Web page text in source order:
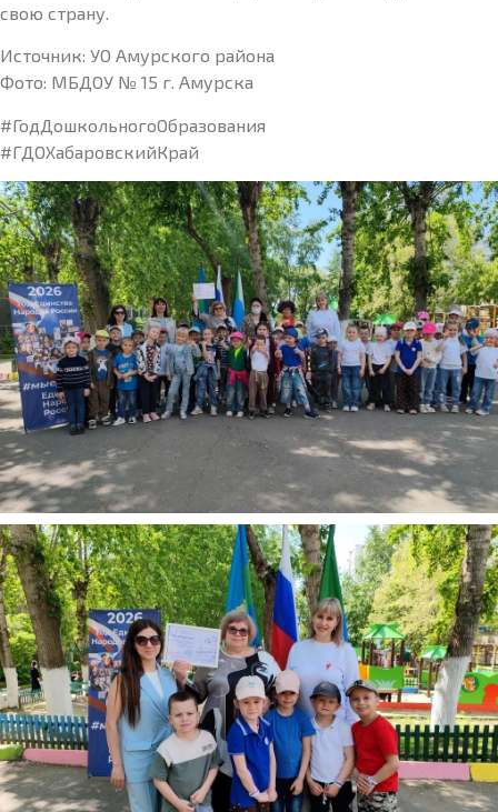
свою страну.
Источник: УО Амурского района
Фото: МБДОУ № 15 г. Амурска
#ГодДошкольногоОбразования
#ГДОХабаровскийКрай